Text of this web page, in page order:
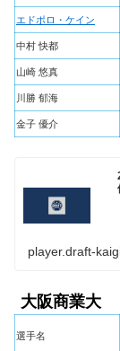
エドポロ・ケイン
中村 快都
山崎 悠真
川勝 郁海
金子 優介
player.draft-
大阪商業大
選手名